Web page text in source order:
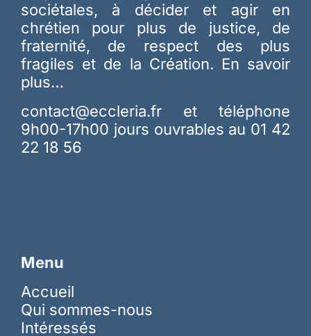
sociétales, à décider et agir en
chrétien pour plus de justice, de
fraternité, de respect des plus
fragiles et de la Création. En savoir
plus…
contact@eccleria.fr et téléphone
9h00-17h00 jours ouvrables au 01 42
22 18 56
Menu
Accueil
Qui sommes-nous
Intéressés